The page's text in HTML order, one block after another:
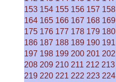
153 154 155 156 157 158
164 165 166 167 168 169
175 176 177 178 179 180
186 187 188 189 190 191
197 198 199 200 201 202
208 209 210 211 212 213
219 220 221 222 223 224